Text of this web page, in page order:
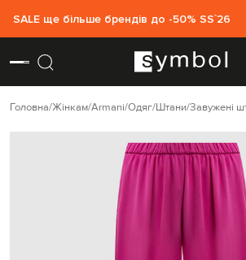
SALE ще більше брендів до -50% SS`26
Головна Жінкам Armani Одяг Штани Завужені